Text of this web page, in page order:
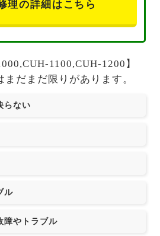
理の詳細はこちら
1100,CUH-1200】
だまだ限りがあります。
らない
ル
障やトラブル